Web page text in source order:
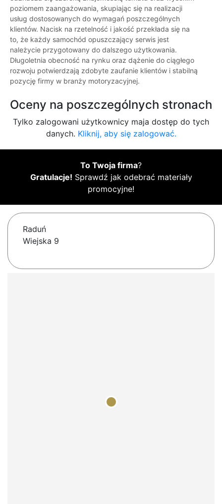
poziomem zaangażowania, skupiając się na realizacji
usług dostosowanych do wymagań poszczególnych
klientów. Nacisk na rzetelność i jakość przekłada się na
to, że każdy samochód opuszczający serwis jest
należycie przygotowany do dalszego użytkowania.
Długoletnia obecność na rynku oraz dążenie do ciągłego
rozwoju potwierdzają zdobyte zaufanie klientów i stabilną
pozycję firmy w branży motoryzacyjnej.
Oceny na poszczególnych stronach
Tylko zalogowani użytkownicy maja dostęp do tych
danych. Kliknij, aby się zalogować.
To Twoja firma?
Gratulacje! Sprawdź jak odebrać materiały
promocyjne!
Raduń
Wiejska 9